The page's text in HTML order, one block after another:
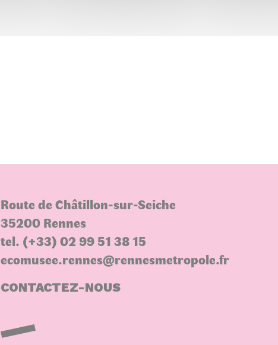
Route de Châtillon-sur-Seiche
35200 Rennes
tel. (+33) 02 99 51 38 15
ecomusee.rennes@rennesmetropole.fr
CONTACTEZ-NOUS